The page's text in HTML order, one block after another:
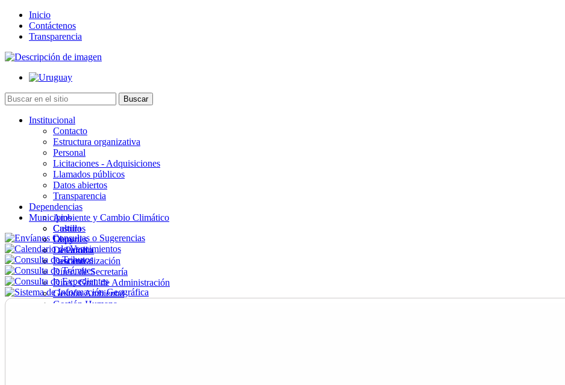
Inicio
Contáctenos
Transparencia
Institucional
Contacto
Estructura organizativa
Personal
Licitaciones - Adquisiciones
Llamados públicos
Datos abiertos
Transparencia
Dependencias
Ambiente y Cambio Climático
Cultura
Deportes
Desarrollo
Descentralización
Direc. de Secretaría
Direc. Gral. de Administración
Gestión Ambiental
Gestión Humana
Municipios
Castillos
Chuy
La Paloma
Lascano